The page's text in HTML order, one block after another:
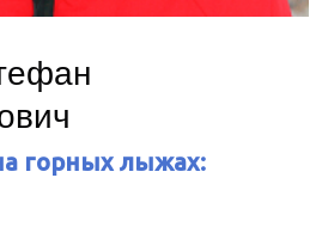
горных лыжах: